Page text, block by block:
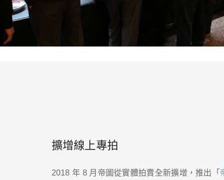
擴增線上專拍
2018 年 8 月帝圖從實體拍賣全新擴增，推出「